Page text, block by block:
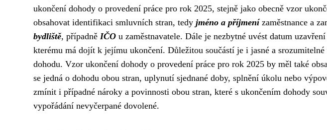
ukončení dohody o provedení práce pro rok 2025, stejně jako obecně vzor
obsahovat identifikaci smluvních stran, tedy jméno a příjmenízaměstnance a
bydliště, případně IČO u zaměstnavatele. Dále je nezbytné uvést datum
kterému má dojít k jejímu ukončení. Důležitou součástí je i jasné a
dohodu. Vzor ukončení dohody o provedení práce pro rok 2025 by měl také
se jedná o dohodu obou stran, uplynutí sjednané doby, splnění úkolu nebo
zmínit i případné nároky a povinnosti obou stran, které s ukončením dohody
vypořádání nevyčerpané dovolené.